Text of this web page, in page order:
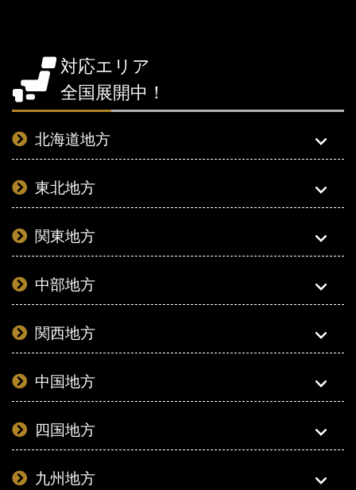
対応エリア
全国展開中！
北海道地方
東北地方
関東地方
中部地方
関西地方
中国地方
四国地方
九州地方